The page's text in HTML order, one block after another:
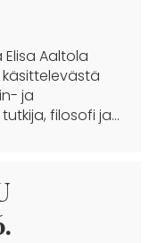
Elisa Aaltola
ja
filosofi ja…